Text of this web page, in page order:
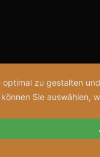
optimal zu gestalten
Sie auswählen,